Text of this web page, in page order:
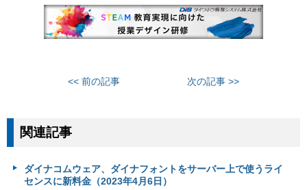
<< 前の記事 次の記事 >>
関連記事
ダイナコムウェア、ダイナフォントをサーバー上で使うライ
センスに新料金（2023年4月6日）